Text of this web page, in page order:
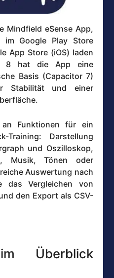
Mindfield eSense App,
im Google Play Store
App Store (iOS) laden
8 hat die App eine
Basis (Capacitor 7)
Stabilität und einer
Funktionen für ein
Training: Darstellung
und Oszilloskop,
Musik, Tönen oder
Auswertung nach
das Vergleichen von
den Export als CSV-
Überblick